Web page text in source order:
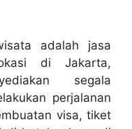
adalah jasa
di Jakarta,
segala
perjalanan
visa, tiket